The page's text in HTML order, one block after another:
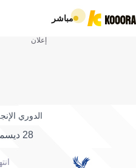
مباشر
إعلان
الدوري
28 ديسمبر 2025